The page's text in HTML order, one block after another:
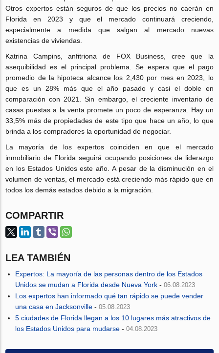
Otros expertos están seguros de que los precios no caerán en
Florida en 2023 y que el mercado continuará creciendo,
especialmente a medida que salgan al mercado nuevas
existencias de viviendas.
Katrina Campins, anfitriona de FOX Business, cree que la
asequibilidad es el principal problema. Se espera que el pago
promedio de la hipoteca alcance los 2,430 por mes en 2023, lo
que es un 28% más que el año pasado y casi el doble en
comparación con 2021. Sin embargo, el creciente inventario de
casas puestas a la venta promete un poco de esperanza. Hay un
33,5% más de propiedades de este tipo que hace un año, lo que
brinda a los compradores la oportunidad de negociar.
La mayoría de los expertos coinciden en que el mercado
inmobiliario de Florida seguirá ocupando posiciones de liderazgo
en los Estados Unidos este año. A pesar de la disminución en el
volumen de ventas, el mercado está creciendo más rápido que en
todos los demás estados debido a la migración.
COMPARTIR
LEA TAMBIÉN
Expertos: La mayoría de las personas dentro de los Estados
Unidos se mudan a Florida desde Nueva York -06.08.2023
Los expertos han informado qué tan rápido se puede vender
una casa en Jacksonville -05.08.2023
5 ciudades de Florida llegan a los 10 lugares más atractivos de
los Estados Unidos para mudarse -04.08.2023